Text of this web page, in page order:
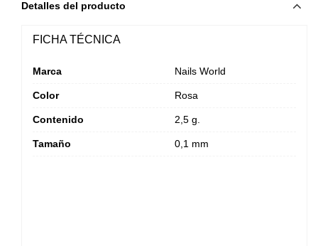
Detalles del producto
FICHA TÉCNICA
Marca Nails World
Color Rosa
Contenido 2,5 g.
Tamaño 0,1 mm